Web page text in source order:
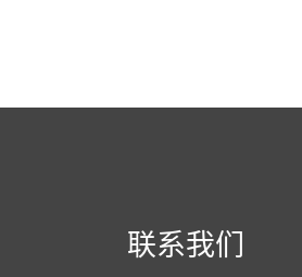
联系我们